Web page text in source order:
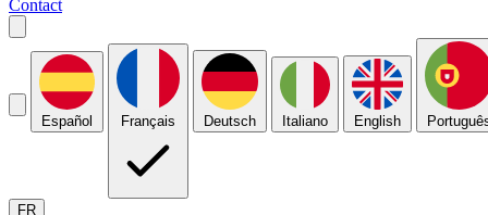
Contact
Español Français Deutsch Italiano English
FR